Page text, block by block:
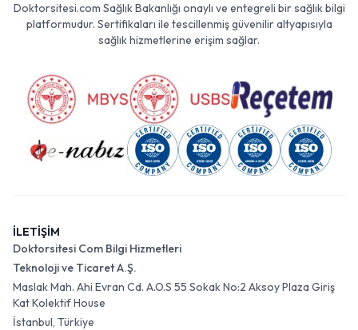
Doktorsitesi.com Sağlık Bakanlığı onaylı ve entegreli bir sağlık bilgi
platformudur. Sertifikaları ile tescillenmiş güvenilir altyapısıyla
sağlık hizmetlerine erişim sağlar.
İLETİŞİM
Doktorsitesi Com Bilgi Hizmetleri
Teknoloji ve Ticaret A.Ş.
Maslak Mah. Ahi Evran Cd. A.O.S 55 Sokak No:2 Aksoy Plaza Giriş
Kat Kolektif House
İstanbul, Türkiye